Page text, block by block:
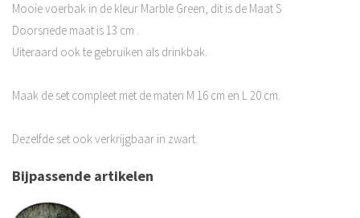
Mooie voerbak in de kleur Marble Green, dit is de Maat S
Doorsnede maat is 13 cm .
Uiteraard ook te gebruiken als drinkbak.
Maak de set compleet met de maten M 16 cm en L 20 cm.
Dezelfde set ook verkrijgbaar in zwart.
Bijpassende artikelen